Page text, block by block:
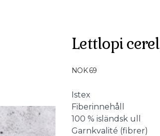
Lettlopi
NOK 69
Description
Istex
Fiberinnehåll
100 % isländsk ull
Garnkvalité (fibrer)